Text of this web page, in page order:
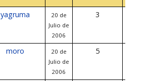
yagruma
20 de
Julio de
2006
3
moro
20 de
Julio de
2006
5